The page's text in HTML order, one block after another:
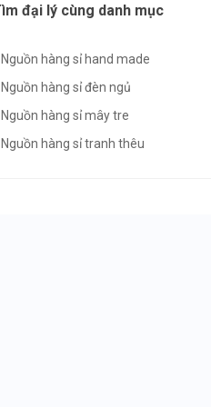
đại lý cùng danh mục
Nguồn hàng sỉ hand made
Nguồn hàng sỉ đèn ngủ
Nguồn hàng sỉ mây tre
Nguồn hàng sỉ tranh thêu